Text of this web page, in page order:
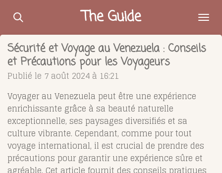
Passer
contenu
principal
The Guide
Sécurité et Voyage au Venezuela : Conseils
et Précautions pour les Voyageurs
Publié le 7 août 2024 à 16:21
Voyager au Venezuela peut être une expérience
enrichissante grâce à sa beauté naturelle
exceptionnelle, ses paysages diversifiés et sa
culture vibrante. Cependant, comme pour tout
voyage international, il est crucial de prendre des
précautions pour garantir une expérience sûre et